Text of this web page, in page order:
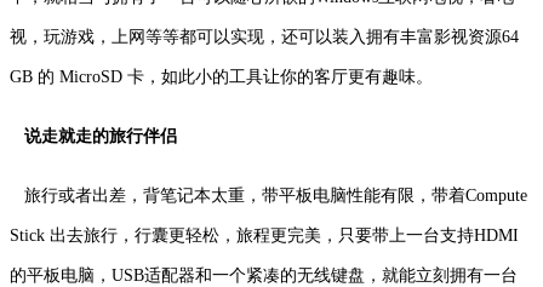
视，玩游戏，上网等等都可以实现，还可以装入拥有丰富影视资源64
GB 的 MicroSD 卡，如此小的工具让你的客厅更有趣味。
说走就走的旅行伴侣
旅行或者出差，背笔记本太重，带平板电脑性能有限，带着Compute
Stick 出去旅行，行囊更轻松，旅程更完美，只要带上一台支持HDMI
的平板电脑，USB适配器和一个紧凑的无线键盘，就能立刻拥有一台